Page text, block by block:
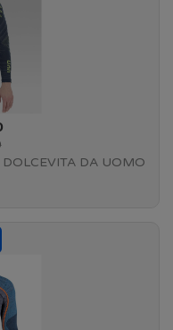
DA UOMO
Yellow - U100290